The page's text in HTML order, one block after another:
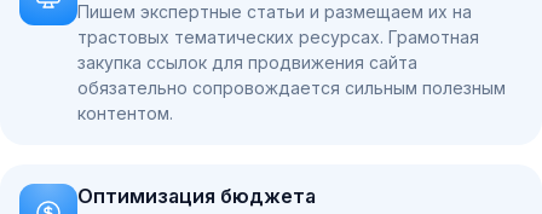
Пишем экспертные статьи и размещаем их на
трастовых тематических ресурсах. Грамотная
закупка ссылок для продвижения сайта
обязательно сопровождается сильным полезным
контентом.
Оптимизация бюджета